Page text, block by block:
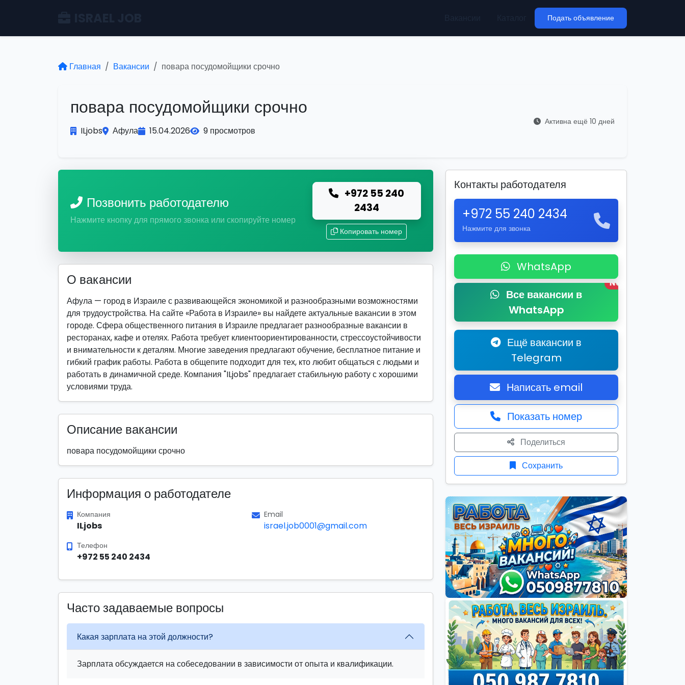
Подать объявление
Главная Вакансии повара посудомойщики срочно
повара посудомойщики срочно
ILjobs Афула 15.04.2026 9 просмотров
Активна ещё 10 дней
Позвонить работодателю
Нажмите кнопку для прямого звонка или скопируйте номер
+972 55 240
2434
Копировать номер
О вакансии
Афула — город в Израиле с развивающейся экономикой и разнообразными возможностями
для трудоустройства. На сайте «Работа в Израиле» вы найдете актуальные вакансии в этом
городе. Сфера общественного питания в Израиле предлагает разнообразные вакансии в
ресторанах, кафе и отелях. Работа требует клиентоориентированности, стрессоустойчивости
и внимательности к деталям. Многие заведения предлагают обучение, бесплатное питание и
гибкий график работы. Работа в общепите подходит для тех, кто любит общаться с людьми и
работать в динамичной среде. Компания "ILjobs" предлагает стабильную работу с хорошими
условиями труда.
Описание вакансии
повара посудомойщики срочно
Информация о работодателе
Компания
ILjobs
Email
israel.job0001@gmail.com
Телефон
+972 55 240 2434
Часто задаваемые вопросы
Какая зарплата на этой должности?
Зарплата обсуждается на собеседовании в зависимости от опыта и квалификации.
Контакты работодателя
+972 55 240 2434
Нажмите для звонка
WhatsApp
Все вакансии в
WhatsApp
New
Ещё вакансии в
Telegram
Написать email
Показать номер
Поделиться
Сохранить